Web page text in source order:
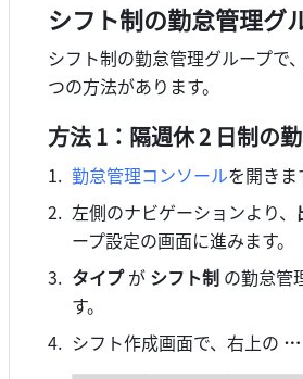
シフト制の勤怠管理グ
シフト制の勤怠管理グループで
つの方法があります。
方法 1：隔週休 2 日制の
勤怠管理コンソールを開きま
左側のナビゲーションより、
ープ設定の画面に進みます。
タイプ が シフト制 の勤怠管
す。
シフト作成画面で、右上の …